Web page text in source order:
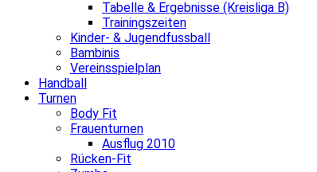
Tabelle & Ergebnisse (Kreisliga B)
Trainingszeiten
Kinder- & Jugendfussball
Bambinis
Vereinsspielplan
Handball
Turnen
Body Fit
Frauenturnen
Ausflug 2010
Rücken-Fit